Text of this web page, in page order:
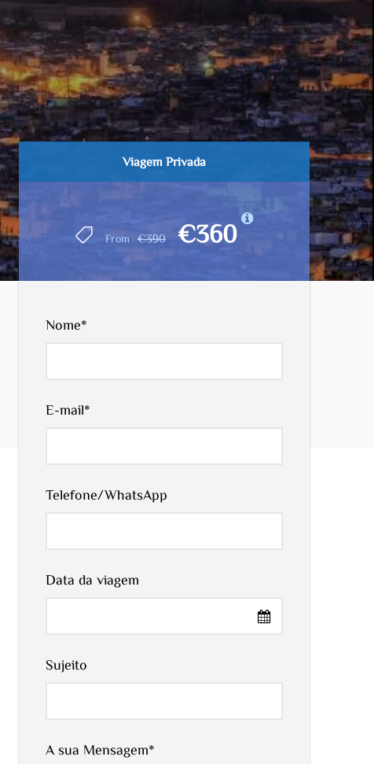
Viagem Privada
From €390 €360
Nome*
E-mail*
Telefone/WhatsApp
Data da viagem
Sujeito
A sua Mensagem*